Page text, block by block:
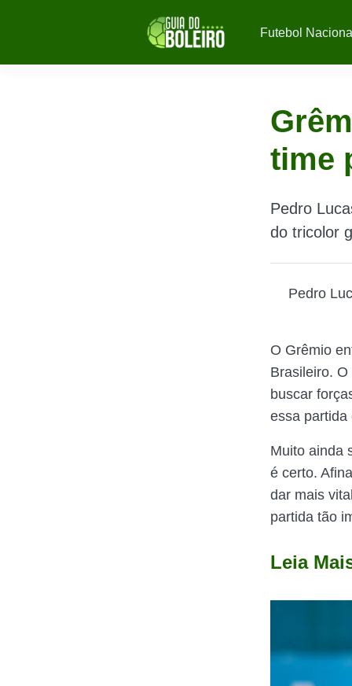
Futebol
time
Pedro
do tricolor
Pedro
O Grêmio
Brasileiro.
buscar
essa partida
Muito ainda
é certo.
dar mais
partida tão
Leia